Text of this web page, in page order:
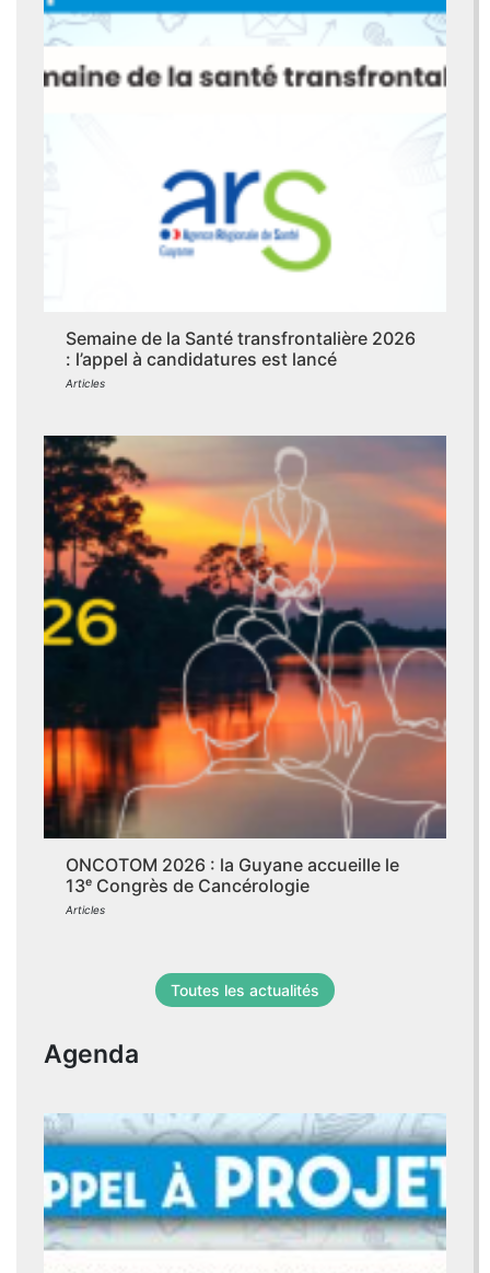
Semaine de la Santé transfrontalière 2026
: l’appel à candidatures est lancé
Articles
ONCOTOM 2026 : la Guyane accueille le
13ᵉ Congrès de Cancérologie
Articles
Toutes les actualités
Agenda